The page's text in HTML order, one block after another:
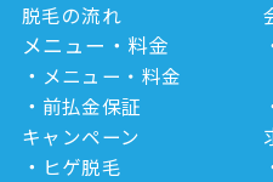
脱毛の流れ
メニュー・料金
メニュー・料金
前払金保証
キャンペーン
ヒゲ脱毛